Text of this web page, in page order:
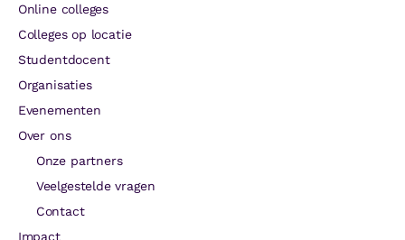
Online colleges
Colleges op locatie
Studentdocent
Organisaties
Evenementen
Over ons
Onze partners
Veelgestelde vragen
Contact
Impact